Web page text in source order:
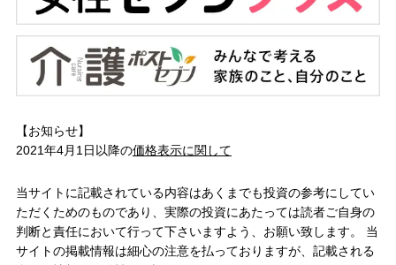
【お知らせ】
2021年4月1日以降の価格表示に関して
当サイトに記載されている内容はあくまでも投資の参考にしてい
ただくためのものであり、実際の投資にあたっては読者ご自身の
判断と責任において行って下さいますよう、お願い致します。 当
サイトの掲載情報は細心の注意を払っておりますが、記載される